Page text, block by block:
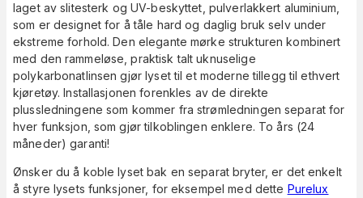
laget av slitesterk og UV-beskyttet, pulverlakkert aluminium,
som er designet for å tåle hard og daglig bruk selv under
ekstreme forhold. Den elegante mørke strukturen kombinert
med den rammeløse, praktisk talt uknuselige
polykarbonatlinsen gjør lyset til et moderne tillegg til ethvert
kjøretøy. Installasjonen forenkles av de direkte
plussledningene som kommer fra strømledningen separat for
hver funksjon, som gjør tilkoblingen enklere. To års (24
måneder) garanti!
Ønsker du å koble lyset bak en separat bryter, er det enkelt
å styre lysets funksjoner, for eksempel med dette Purelux